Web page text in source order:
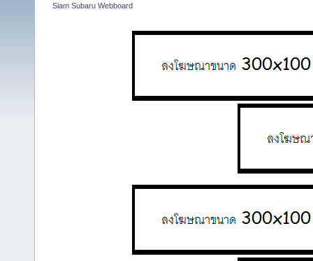
Siam Subaru Webboard